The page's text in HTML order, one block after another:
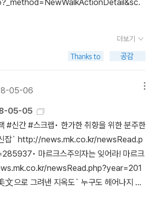
화 전략까지 놀라울 만큼 상세하게 그 비법
이론서이자 동기부여서이자 창업가이드이
를 수 있는 이유가 바로 여기에 있다. 브렌든
말한다. 누구나 할 수 있다는 것, 자신에게 그
있다는 것을 믿고 첫발을 내딛는 순간, 이미
은 시작되는 것이다.
더보기
05-06
05-05
#신간 #스크랩• 한가한 취향을 위한 분주한
잡` http://news.mk.co.kr/newsRead.p
는 잊어라! 마르크
newsRead.php?year=201
로 그려낸 지옥도` 누구도 헤어나지 못